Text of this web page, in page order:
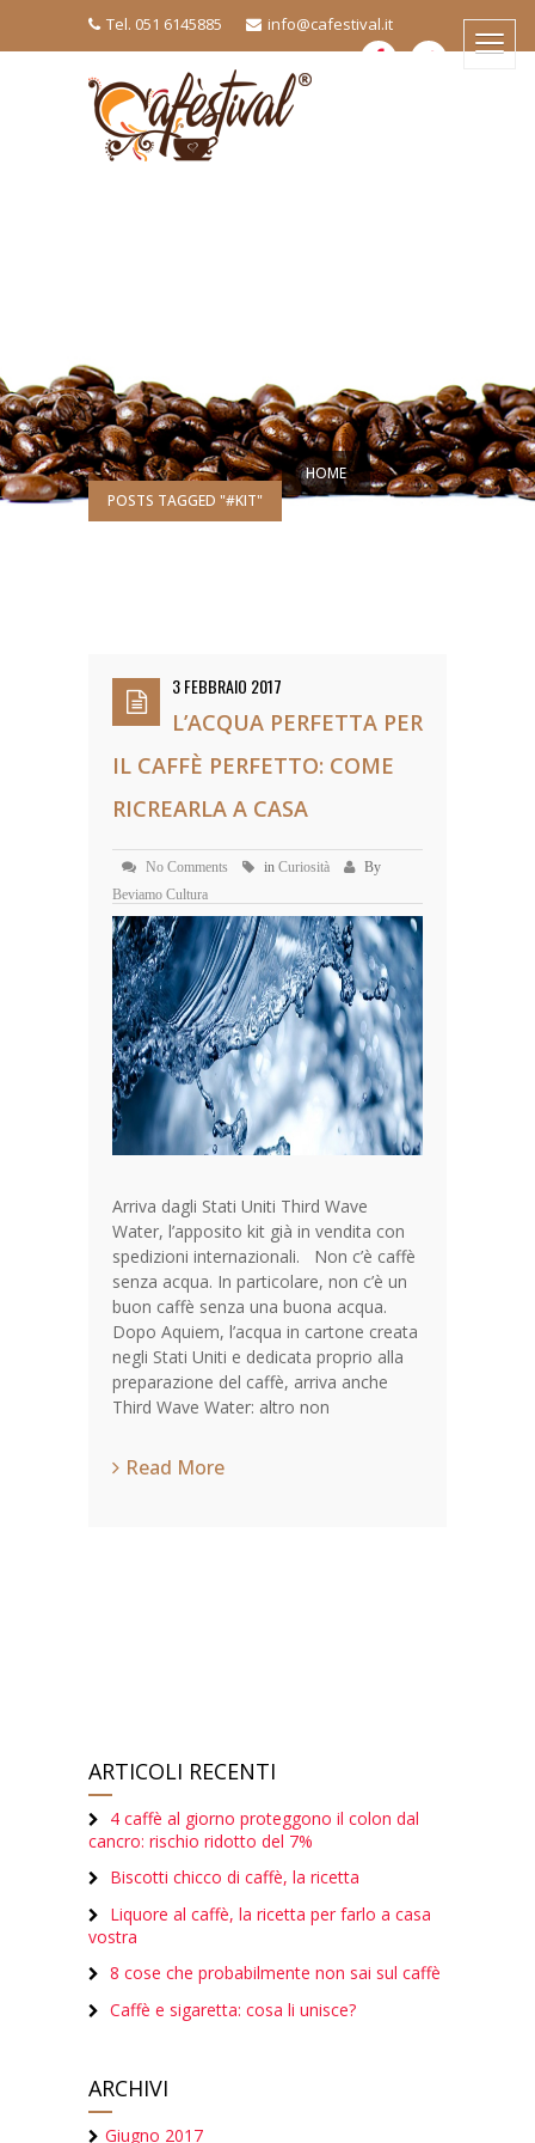
Tel. 051 6145885 info@cafestival.it
HOME
POSTS TAGGED "#KIT"
3 FEBBRAIO 2017
L’ACQUA PERFETTA PER
IL CAFFÈ PERFETTO: COME
RICREARLA A CASA
No Comments in Curiosità
By
Beviamo Cultura
Arriva dagli Stati Uniti Third Wave
Water, l’apposito kit già in vendita con
spedizioni internazionali. Non c’è caffè
senza acqua. In particolare, non c’è un
buon caffè senza una buona acqua.
Dopo Aquiem, l’acqua in cartone creata
negli Stati Uniti e dedicata proprio alla
preparazione del caffè, arriva anche
Third Wave Water: altro non
Read More
ARTICOLI RECENTI
4 caffè al giorno proteggono il colon dal
cancro: rischio ridotto del 7%
Biscotti chicco di caffè, la ricetta
Liquore al caffè, la ricetta per farlo a casa
vostra
8 cose che probabilmente non sai sul caffè
Caffè e sigaretta: cosa li unisce?
ARCHIVI
Giugno 2017